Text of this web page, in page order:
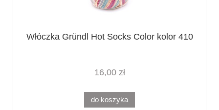
Włóczka Gründl Hot Socks Color kolor 410
16,00 zł
do koszyka